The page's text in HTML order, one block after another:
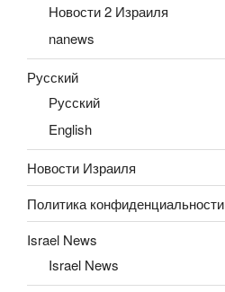
Новости 2 Израиля
nanews
Русский
Русский
English
Новости Израиля
Политика конфиденциальности
Israel News
Israel News